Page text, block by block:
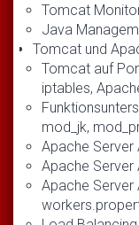
Tomcat
Java
Tomcat und
Tomcat auf
iptables,
mod_jk,
Apache Server
Apache Server
Apache Server